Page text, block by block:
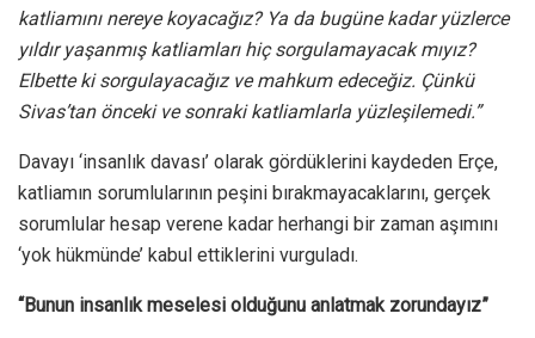
katliamını nereye koyacağız? Ya da bugüne kadar yüzlerce
yıldır yaşanmış katliamları hiç sorgulamayacak mıyız?
Elbette ki sorgulayacağız ve mahkum edeceğiz. Çünkü
Sivas’tan önceki ve sonraki katliamlarla yüzleşilemedi.”
Davayı ‘insanlık davası’ olarak gördüklerini kaydeden Erçe,
katliamın sorumlularının peşini bırakmayacaklarını, gerçek
sorumlular hesap verene kadar herhangi bir zaman aşımını
‘yok hükmünde’ kabul ettiklerini vurguladı.
“Bunun insanlık meselesi olduğunu anlatmak zorundayız”